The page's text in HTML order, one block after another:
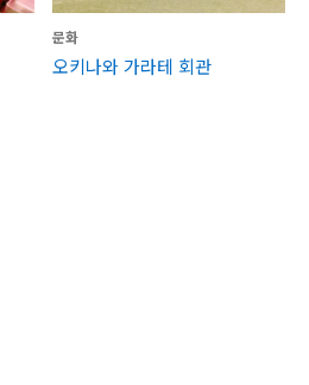
문화
오키나와 가라테 회관